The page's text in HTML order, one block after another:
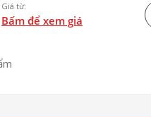
Giá từ:
Bấm để xem giá